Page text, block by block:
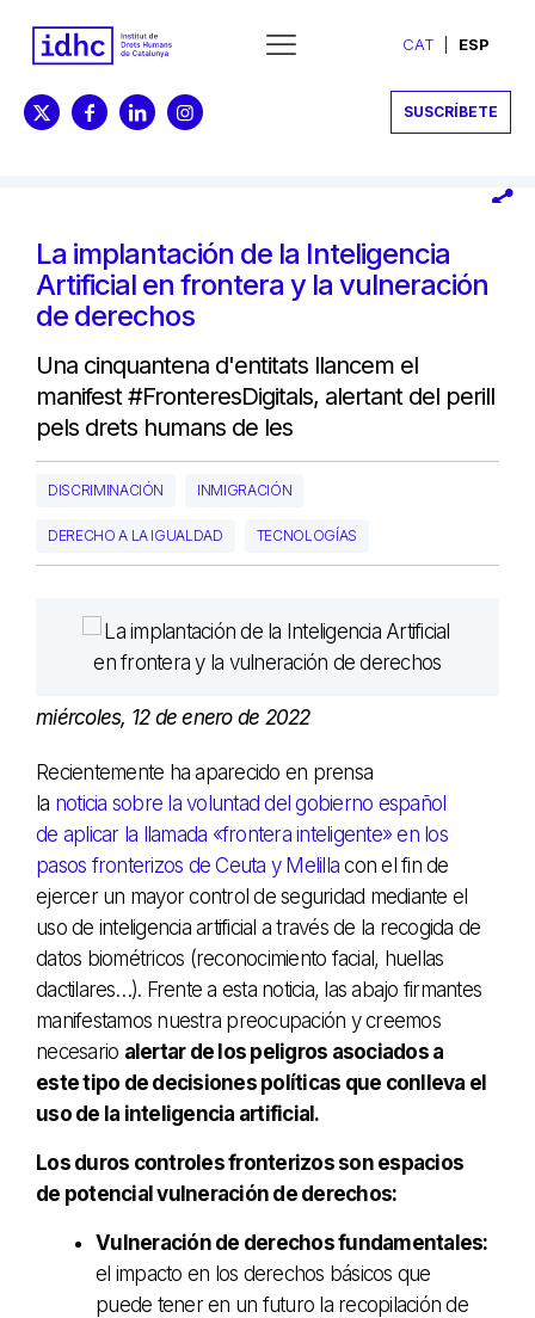
CAT ESP
SUSCRÍBETE
La implantación de la Inteligencia
Artificial en frontera y la vulneración
de derechos
Una cinquantena d'entitats llancem el
manifest #FronteresDigitals, alertant del perill
pels drets humans de les
DISCRIMINACIÓN INMIGRACIÓN
DERECHO A LA IGUALDAD TECNOLOGÍAS
miércoles, 12 de enero de 2022
Recientemente ha aparecido en prensa
la noticia sobre la voluntad del gobierno español
de aplicar la llamada «frontera inteligente» en los
pasos fronterizos de Ceuta y Melilla con el fin de
ejercer un mayor control de seguridad mediante el
uso de inteligencia artificial a través de la recogida de
datos biométricos (reconocimiento facial, huellas
dactilares…). Frente a esta noticia, las abajo firmantes
manifestamos nuestra preocupación y creemos
necesario alertar de los peligros asociados a
este tipo de decisiones políticas que conlleva el
uso de la inteligencia artificial.
Los duros controles fronterizos son espacios
de potencial vulneración de derechos:
Vulneración de derechos fundamentales:
el impacto en los derechos básicos que
puede tener en un futuro la recopilación de